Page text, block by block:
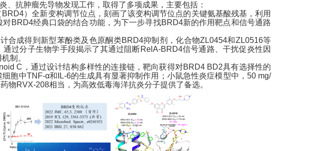
、抗肿瘤先导物发现工作，取得了多项成果，主要包括：
BRD4）全新变构调节位点 ， 刻画了该变构调节位点的关键氨基酸残基 ， 利用
对BRD4经典口袋的结合功能， 为下一步寻找BRD4新的作用靶点和信号通路
合成得到新型苯酚类及色原酮类BRD4抑制剂，化合物ZL0454和ZL0516等
通过分子生物学手段揭示了其通过阻断RelA-BRD4信号通路、干扰促炎性因
制。
C ，通过设计结构多样性的连接链，靶向获得对BRD4 BD2具有选择性的
细胞中TNF-α和 IL-6的生成具有显著抑制作用；小鼠急性炎症模型中， 50 mg/
物RVX-208相当 ，为高效低毒海洋抗炎分子提供了备选。